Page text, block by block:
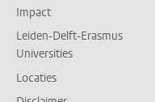
Impact
Leiden-Delft-Erasmus
Universities
Locaties